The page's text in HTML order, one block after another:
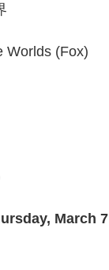
(Fox)
March 7